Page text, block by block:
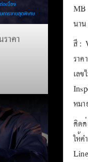
MB
นา
สี :
รา
เล
หม
ติด
ให้
าคา